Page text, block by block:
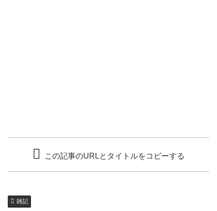
この記事のURLとタイトルをコピーする
雑記